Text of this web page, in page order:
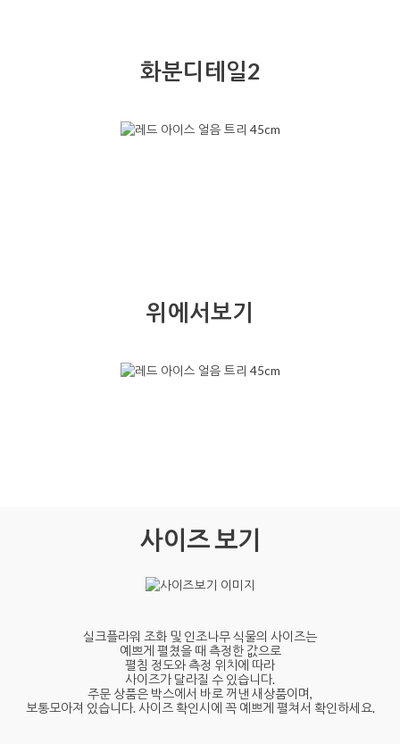
화분디테일2
위에서보기
사이즈 보기
실크플라워 조화 및 인조나무 식물의 사이즈는
예쁘게 펼쳤을 때 측정한 값으로
펼침 정도와 측정 위치에 따라
사이즈가 달라질 수 있습니다.
주문 상품은 박스에서 바로 꺼낸 새상품이며,
보통모아져 있습니다. 사이즈 확인시에 꼭 예쁘게 펼쳐서 확인하세요.